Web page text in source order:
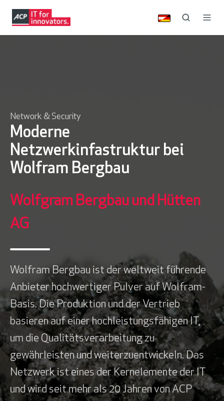
Network & Security
Moderne
Netzwerkinfastruktur bei
Wolfram Bergbau
Wolfgram Bergbau und Hütten
AG
Wolfram Bergbau ist der weltweit führende
Anbieter hochwertiger Pulver auf Wolfram-
Basis. Die Produktion und der Vertrieb
basieren auf einer hochleistungsfähigen IT,
um die Qualitätsverarbeitung zu
gewährleisten und weiterzuentwickeln. Das
Netzwerk ist eines der Kernelemente der IT
und wird seit mehr als 20 Jahren von ACP